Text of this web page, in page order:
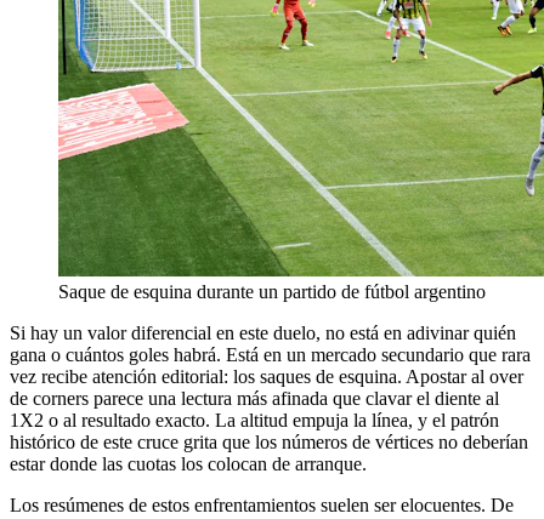
Saque de esquina durante un partido de fútbol argentino
Si hay un valor diferencial en este duelo, no está en adivinar quién
gana o cuántos goles habrá. Está en un mercado secundario que rara
vez recibe atención editorial: los saques de esquina. Apostar al over
de corners parece una lectura más afinada que clavar el diente al
1X2 o al resultado exacto. La altitud empuja la línea, y el patrón
histórico de este cruce grita que los números de vértices no deberían
estar donde las cuotas los colocan de arranque.
Los resúmenes de estos enfrentamientos suelen ser elocuentes. De